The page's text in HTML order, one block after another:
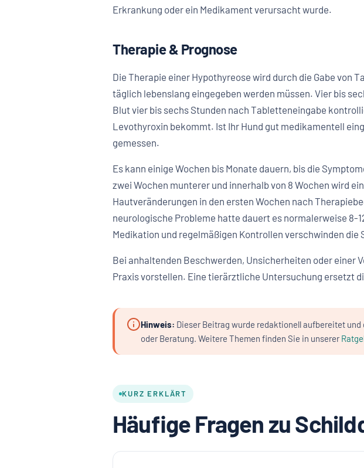
Erkrankung oder ein Medikament verursacht wurde.
Therapie & Prognose
Die Therapie einer Hypothyreose wird durch die Gabe
täglich lebenslang eingegeben werden müssen. Vier bis
Blut vier bis sechs Stunden nach Tabletteneingabe
Levothyroxin bekommt. Ist Ihr Hund gut medikamentell
gemessen.
Es kann einige Wochen bis Monate dauern, bis die
zwei Wochen munterer und innerhalb von 8 Wochen wird
Hautveränderungen in den ersten Wochen nach
neurologische Probleme hatte dauert es normalerweise
Medikation und regelmäßigen Kontrollen verschwinden
Bei anhaltenden Beschwerden, Unsicherheiten oder einer
Praxis vorstellen. Eine tierärztliche Untersuchung ersetzt
Hinweis: Dieser Beitrag wurde redaktionell aufbereitet
oder Beratung. Weitere Themen finden Sie in unserer
KURZ ERKLÄRT
Häufige Fragen zu